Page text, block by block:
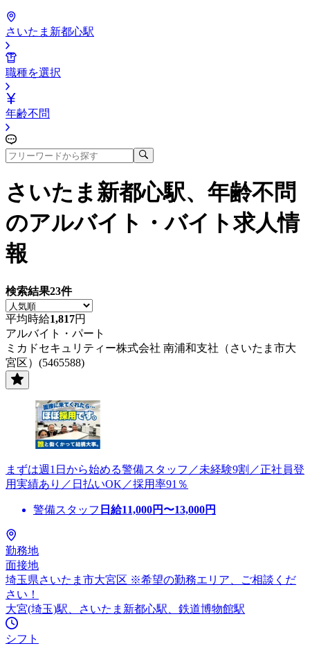
さいたま新都心駅
職種を選択
年齢不問
さいたま新都心駅、年齢不問
のアルバイト・バイト求人情
報
検索結果23件
平均時給1,817円
アルバイト・パート
ミカドセキュリティー株式会社 南浦和支社（さいたま市大
宮区）(5465588)
まずは週1日から始める警備スタッフ／未経験9割／正社員登
用実績あり／日払いOK／採用率91％
警備スタッフ 日給11,000円〜13,000円
勤務地
面接地
埼玉県さいたま市大宮区 ※希望の勤務エリア、ご相談くだ
さい！
大宮(埼玉)駅、さいたま新都心駅、鉄道博物館駅
シフト